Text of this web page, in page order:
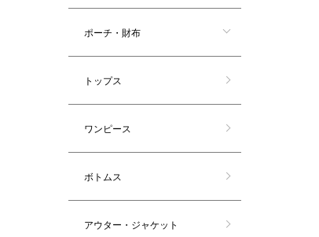
ポーチ・財布
トップス
ワンピース
ボトムス
アウター・ジャケット